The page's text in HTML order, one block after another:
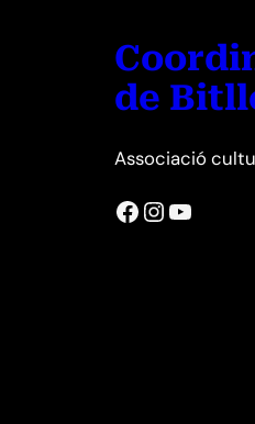
de
Associació
Facebook InstagramYouTube